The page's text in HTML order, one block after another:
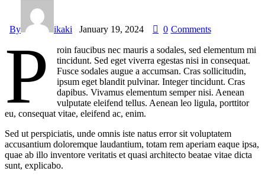
By ikaki January 19, 2024 0 Comments
P
roin faucibus nec mauris a sodales, sed elementum mi
tincidunt. Sed eget viverra egestas nisi in consequat.
Fusce sodales augue a accumsan. Cras sollicitudin,
ipsum eget blandit pulvinar. Integer tincidunt. Cras
dapibus. Vivamus elementum semper nisi. Aenean
vulputate eleifend tellus. Aenean leo ligula, porttitor
eu, consequat vitae, eleifend ac, enim.
Sed ut perspiciatis, unde omnis iste natus error sit voluptatem
accusantium doloremque laudantium, totam rem aperiam eaque ipsa,
quae ab illo inventore veritatis et quasi architecto beatae vitae dicta
sunt, explicabo.